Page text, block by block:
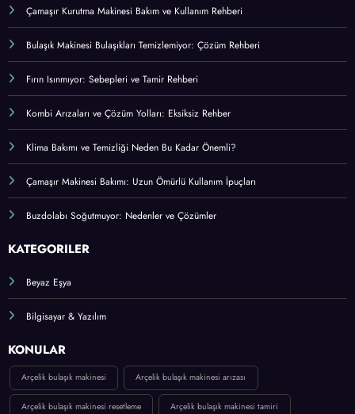
Çamaşır Kurutma Makinesi Bakım ve Kullanım Rehberi
Bulaşık Makinesi Bulaşıkları Temizlemiyor: Çözüm Rehberi
Fırın Isınmıyor: Sebepleri ve Tamir Rehberi
Kombi Arızaları ve Çözüm Yolları: Eksiksiz Rehber
Klima Bakımı ve Temizliği Neden Bu Kadar Önemli?
Çamaşır Makinesi Bakımı: Uzun Ömürlü Kullanım İpuçları
Buzdolabı Soğutmuyor: Nedenler ve Çözümler
KATEGORİLER
Beyaz Eşya
Bilgisayar & Yazılım
KONULAR
Arçelik bulaşık makinesi Arçelik bulaşık makinesi arızası
Arçelik bulaşık makinesi resetleme Arçelik bulaşık makinesi tamiri